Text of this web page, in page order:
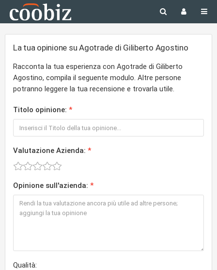
La tua opinione su Agotrade di Giliberto Agostino
Racconta la tua esperienza con Agotrade di Giliberto
Agostino, compila il seguente modulo. Altre persone
potranno leggere la tua recensione e trovarla utile.
Titolo opinione:
Valutazione Azienda:
Opinione sull'azienda:
Qualità: